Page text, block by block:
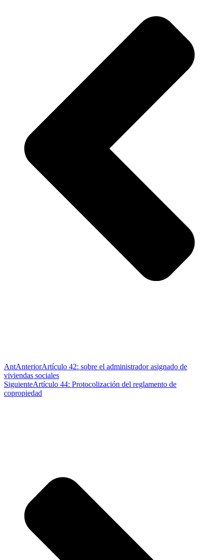
AntAnteriorArtículo 42: sobre el administrador asignado de
viviendas sociales
SiguienteArtículo 44: Protocolización del reglamento de
copropiedad